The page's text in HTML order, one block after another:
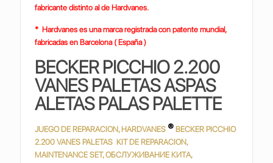
fabricante distinto al de Hardvanes.
* Hardvanes es una marca registrada con patente mundial,
fabricadas en Barcelona ( España )
BECKER PICCHIO 2.200
VANES PALETAS ASPAS
ALETAS PALAS PALETTE
JUEGO DE REPARACION, HARDVANES ® BECKER PICCHIO
2.200 VANES PALETAS KIT DE REPARACION,
MAINTENANCE SET, ОБСЛУЖИВАНИЕ КИТА,